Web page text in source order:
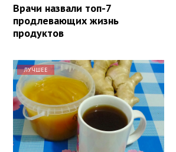
Врачи назвали топ-7
продлевающих жизнь
продуктов
ЛУЧШЕЕ